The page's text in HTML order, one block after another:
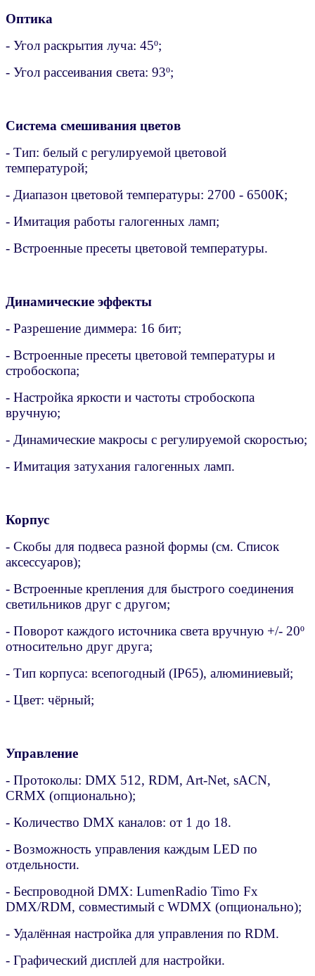
Оптика
- Угол раскрытия луча: 45º;
- Угол рассеивания света: 93º;
Система смешивания цветов
- Тип: белый с регулируемой цветовой
температурой;
- Диапазон цветовой температуры: 2700 - 6500К;
- Имитация работы галогенных ламп;
- Встроенные пресеты цветовой температуры.
Динамические эффекты
- Разрешение диммера: 16 бит;
- Встроенные пресеты цветовой температуры и
стробоскопа;
- Настройка яркости и частоты стробоскопа
вручную;
- Динамические макросы с регулируемой скоростью;
- Имитация затухания галогенных ламп.
Корпус
- Скобы для подвеса разной формы (см. Список
аксессуаров);
- Встроенные крепления для быстрого соединения
светильников друг с другом;
- Поворот каждого источника света вручную +/- 20º
относительно друг друга;
- Тип корпуса: всепогодный (IP65), алюминиевый;
- Цвет: чёрный;
Управление
- Протоколы: DMX 512, RDM, Art-Net, sACN,
CRMX (опционально);
- Количество DMX каналов: от 1 до 18.
- Возможность управления каждым LED по
отдельности.
- Беспроводной DMX: LumenRadio Timo Fx
DMX/RDM, совместимый с WDMX (опционально);
- Удалённая настройка для управления по RDM.
- Графический дисплей для настройки.